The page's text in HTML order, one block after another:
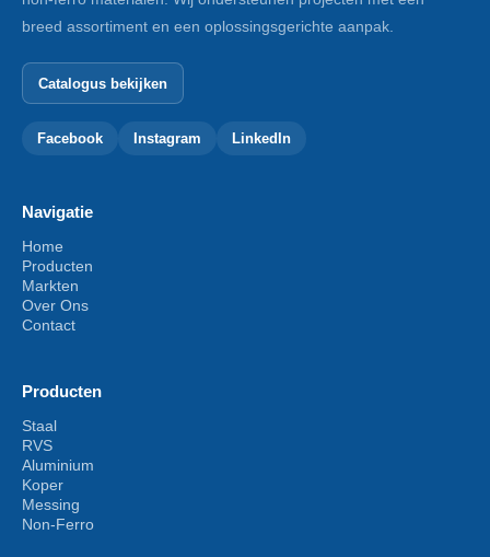
breed assortiment en een oplossingsgerichte aanpak.
Catalogus bekijken
Facebook Instagram LinkedIn
Navigatie
Home
Producten
Markten
Over Ons
Contact
Producten
Staal
RVS
Aluminium
Koper
Messing
Non-Ferro